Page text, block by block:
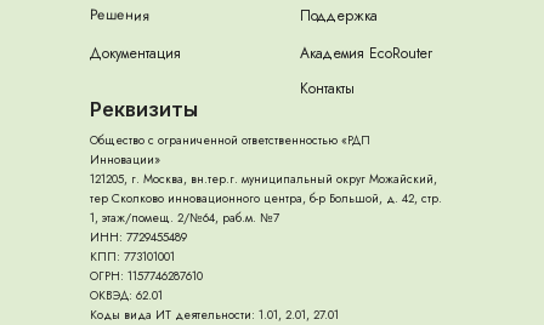
Академия EcoRouter
Контакты
Документация
Решения
Поддержка
Реквизиты
Общество с ограниченной ответственностью «РДП
Инновации»
121205, г. Москва, вн.тер.г. муниципальный округ Можайский,
тер Сколково инновационного центра, б-р Большой, д. 42, стр.
1, этаж/помещ. 2/№64, раб.м. №7
ИНН: 7729455489
КПП: 773101001
ОГРН: 1157746287610
ОКВЭД: 62.01
Коды вида ИТ деятельности: 1.01, 2.01, 27.01